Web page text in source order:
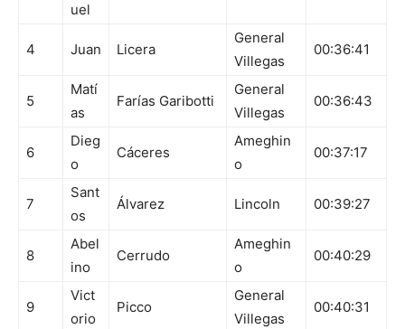
uel
4 Juan Licera
General
Villegas
00:36:41
5
Matí
as
Farías Garibotti
General
Villegas
00:36:43
6
Dieg
o
Cáceres
Ameghin
o
00:37:17
7
Sant
os
Álvarez Lincoln 00:39:27
8
Abel
ino
Cerrudo
Ameghin
o
00:40:29
9
Vict
orio
Picco
General
Villegas
00:40:31